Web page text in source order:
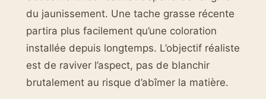
du jaunissement. Une tache grasse récente
partira plus facilement qu’une coloration
installée depuis longtemps. L’objectif réaliste
est de raviver l’aspect, pas de blanchir
brutalement au risque d’abîmer la matière.